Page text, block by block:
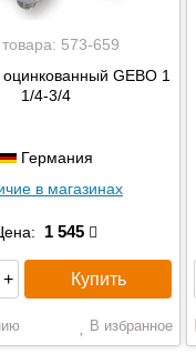
573-659
GEBO 1
1/4-3/4
Германия
в магазинах
1 545
+ Купить
В избранное